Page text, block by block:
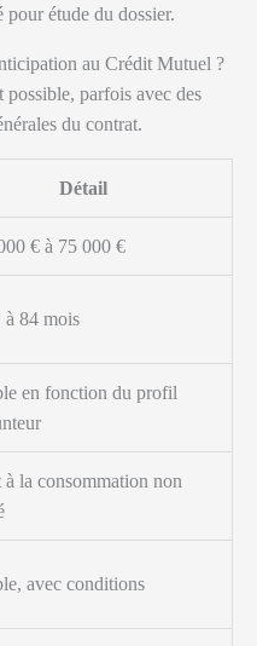
pour étude du dossier.
au Crédit Mutuel ?
parfois avec des
du contrat.
Détail
€ à 75 000 €
à 84 mois
en fonction du profil
à la consommation non
avec conditions